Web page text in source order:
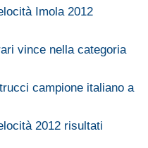
Imola 2012
vince nella categoria
campione italiano a
2012 risultati